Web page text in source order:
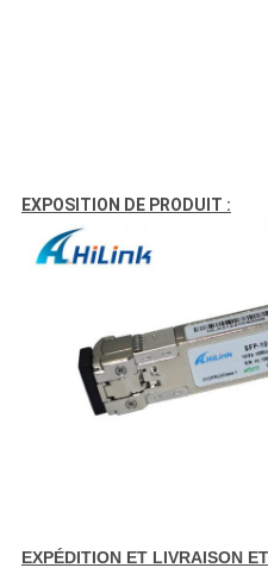
EXPOSITION DE PRODUIT :
EXPÉDITION ET LIVRAISON